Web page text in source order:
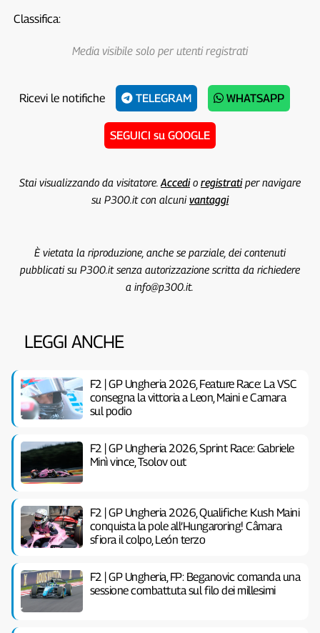
Classifica:
Media visibile solo per utenti registrati
Ricevi le notifiche TELEGRAM WHATSAPP
SEGUICI su GOOGLE
Stai visualizzando da visitatore. Accedio registratiper navigare
su P300.it con alcunivantaggi
È vietata la riproduzione, anche se parziale, dei contenuti
pubblicati su P300.it senza autorizzazione scritta da richiedere
a info@p300.it.
LEGGI ANCHE
F2 | GP Ungheria 2026, Feature Race: La VSC
consegna la vittoria a Leon, Maini e Camara
sul podio
F2 | GP Ungheria 2026, Sprint Race: Gabriele
Minì vince, Tsolov out
F2 | GP Ungheria 2026, Qualifiche: Kush Maini
conquista la pole all’Hungaroring! Câmara
sfiora il colpo, León terzo
F2 | GP Ungheria, FP: Beganovic comanda una
sessione combattuta sul filo dei millesimi